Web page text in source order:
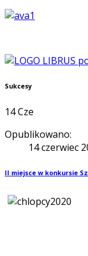
Sukcesy
14Cze
Opublikowano:
14 czerwiec
II miejsce w konkursie